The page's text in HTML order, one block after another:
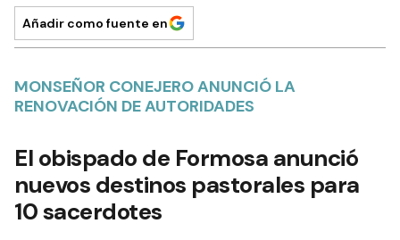
Añadir como fuente en
MONSEÑOR CONEJERO ANUNCIÓ LA
RENOVACIÓN DE AUTORIDADES
El obispado de Formosa anunció
nuevos destinos pastorales para
10 sacerdotes